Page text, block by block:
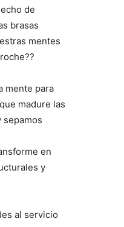
de
brasas
mentes
mente para
madure las
sepamos
en
y
al servicio